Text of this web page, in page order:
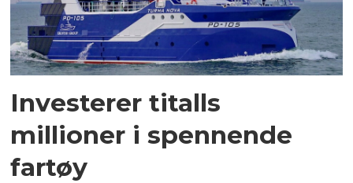
Investerer titalls
millioner i spennende
fartøy